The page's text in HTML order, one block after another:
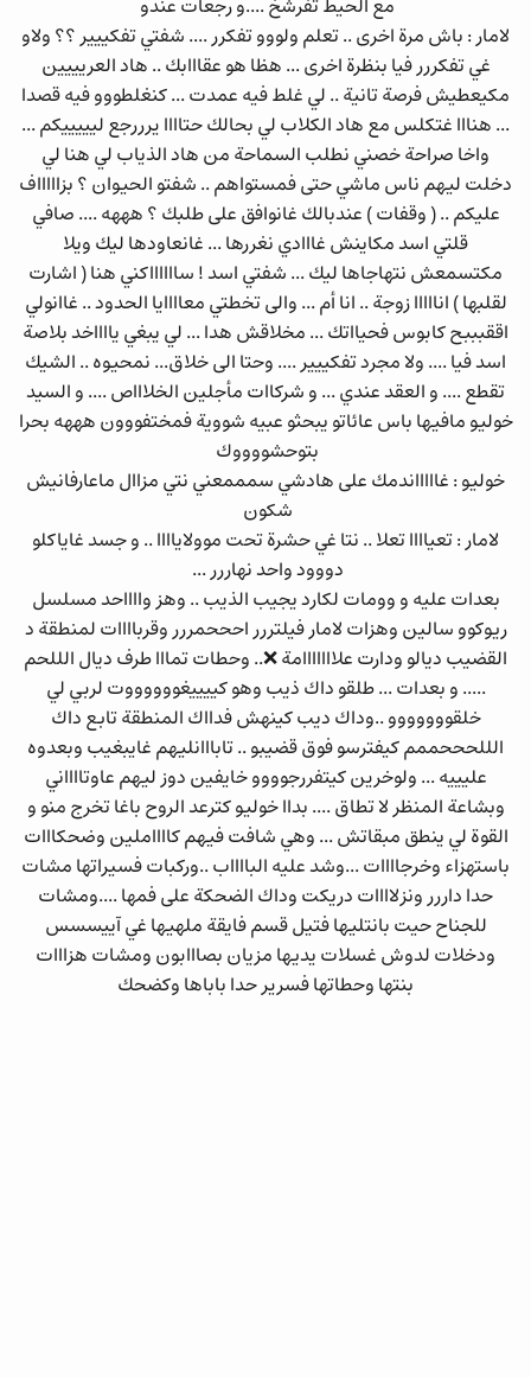
مع الحيط تفرشخ ....و رجعات عندو
لامار : باش مرة اخرى .. تعلم ولووو تفكرر .... شفتي تفكييير ؟؟ ولاو
غي تفكررر فيا بنظرة اخرى ... هظا هو عقااابك .. هاد العريييين
مكيعطيش فرصة تانية .. لي غلط فيه عمدت ... كنغلطووو فيه قصدا
... هنااا غتكلس مع هاد الكلاب لي بحالك حتاااا يرررجع ليييييكم ...
واخا صراحة خصني نطلب السماحة من هاد الذياب لي هنا لي
دخلت ليهم ناس ماشي حتى فمستواهم .. شفتو الحيوان ؟ بزاااااف
عليكم .. ( وقفات ) عندبالك غانوافق على طلبك ؟ هههه .... صافي
قلتي اسد مكاينش غااادي نغررها ... غانعاودها ليك ويلا
مكتسمعش نتهاجاها ليك ... شفتي اسد ! سااااااكني هنا ( اشارت
لقلبها ) انااااا زوجة .. انا أم ... والى تخطتي معاااايا الحدود .. غاانولي
اققبببح كابوس فحيااتك ... مخلاقش هدا ... لي يبغي يااااخد بلاصة
اسد فيا .... ولا مجرد تفكييير .... وحتا الى خلاق... نمحيوه .. الشيك
تقطع .... و العقد عندي ... و شركاات مأجلين الخلاااص .... و السيد
خوليو مافيها باس عائاتو يبحثو عبيه شووية فمختفووون هههه بحرا
بتوحشووووك
خوليو : غاااااندمك على هادشي سمممعني نتي مزاال ماعارفانيش
شكون
لامار : تعياااا تعلا .. نتا غي حشرة تحت موولاياااا .. و جسد غاياكلو
دووود واحد نهاررر ...
بعدات عليه و وومات لكارد يجيب الذيب .. وهز وااااحد مسلسل
ريوكوو سالين وهزات لامار فيلتررر احححمررر وقرباااات لمنطقة د
القضيب ديالو ودارت علااااااامة ❌.. وحطات تمااا طرف ديال الللحم
..... و بعدات ... طلقو داك ذيب وهو كييييغووووووت لربي لي
خلقووووووو ..وداك ديب كينهش فدااك المنطقة تابع داك
الللحححممم كيفترسو فوق قضيبو .. تابااانليهم غايبغيب وبعدوه
عليييه ... ولوخرين كيتفررجوووو خايفين دوز ليهم عاوتااااني
وبشاعة المنظر لا تطاق .... بداا خوليو كترعد الروح باغا تخرج منو و
القوة لي ينطق مبقاتش ... وهي شافت فيهم كااااملين وضحكااات
باستهزاء وخرجاااات ...وشد عليه البااااب ..وركبات فسيراتها مشات
حدا داررر ونزلاااات دريكت وداك الضحكة على فمها ....ومشات
للجناح حيت بانتليها فتيل قسم فايقة ملهيها غي آييسسس
ودخلات لدوش غسلات يديها مزيان بصااابون ومشات هزااات
بنتها وحطاتها فسرير حدا باباها وكضحك